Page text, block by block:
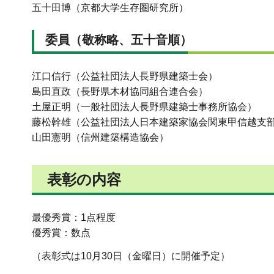
五十田博（京都大学生存圏研究所）
委員（敬称略、五十音順）
江口信行（公益社団法人長野県建築士会）
島田直政（長野県木材協同組合連合会）
土屋正明（一般社団法人長野県建築士事務所協会）
藤松幹雄（公益社団法人日本建築家協会関東甲信越支
山田憲明（信州建築構造協会）
表彰の内容
最優秀賞：1点程度
優秀賞：数点
（表彰式は10月30日（金曜日）に開催予定）